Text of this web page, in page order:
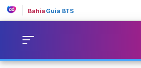
Bahia Guia BTS